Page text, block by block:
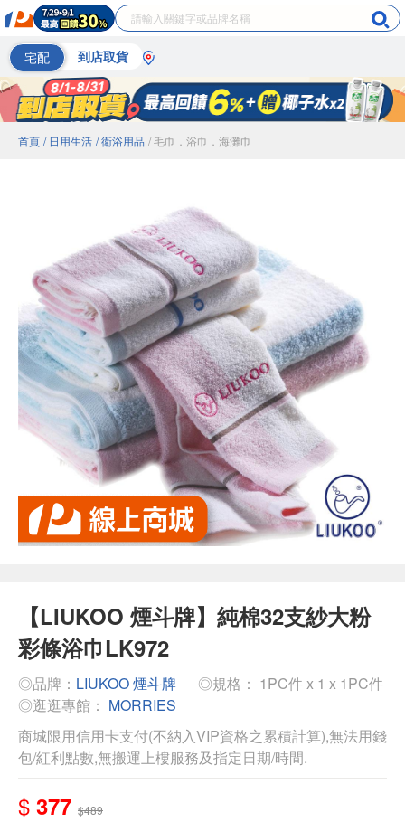
宅配 到店取貨
首頁 / 日用生活 / 衛浴用品 / 毛巾．浴巾．海灘巾
【LIUKOO 煙斗牌】純棉32支紗大粉
彩條浴巾LK972
◎品牌： LIUKOO 煙斗牌
◎規格： 1PC件 x 1 x 1PC件
◎逛逛專館： MORRIES
商城限用信用卡支付(不納入VIP資格之累積計算),無法用錢
包/紅利點數,無搬運上樓服務及指定日期/時間.
$ 377 $489